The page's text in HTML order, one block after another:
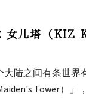
女儿塔（
陆之间有条世
Tower）